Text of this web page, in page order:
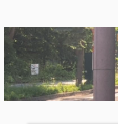
容
を
ス
キ
ッ
プ